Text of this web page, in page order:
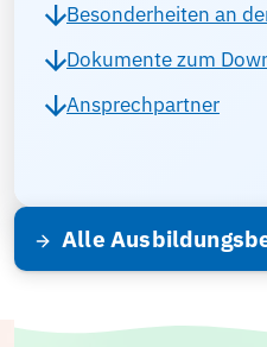
Besonderheiten an
Dokumente zum
Ansprechpartner
Alle